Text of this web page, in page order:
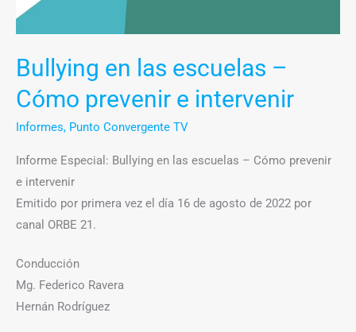
Bullying en las escuelas –
Cómo prevenir e intervenir
Informes, Punto Convergente TV
Informe Especial: Bullying en las escuelas – Cómo prevenir
e intervenir
Emitido por primera vez el día 16 de agosto de 2022 por
canal ORBE 21.
Conducción
Mg. Federico Ravera
Hernán Rodríguez
e
intervenir